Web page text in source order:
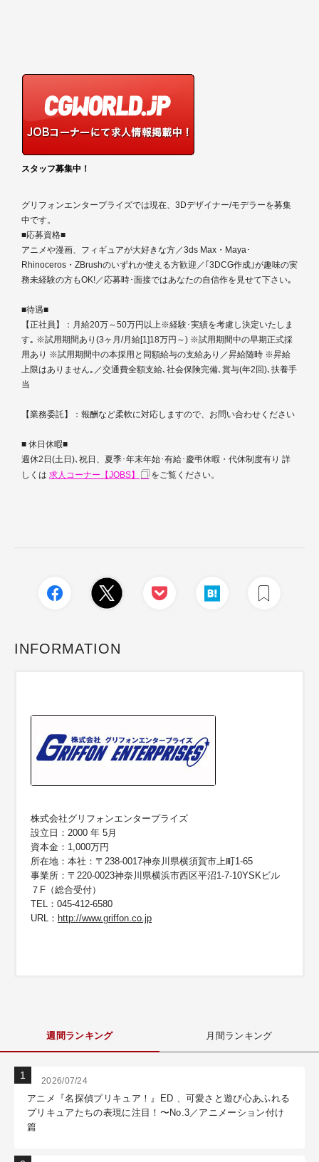
スタッフ募集中！
グリフォンエンタープライズでは現在、3Dデザイナー/モデラーを募集
中です。
■応募資格■
アニメや漫画、フィギュアが大好きな方／3ds Max・Maya･
Rhinoceros・ZBrushのいずれか使える方歓迎／｢3DCG作成｣が趣味の実
務未経験の方もOK!／応募時･面接ではあなたの自信作を見せて下さい｡
■待遇■
【正社員】：月給20万～50万円以上※経験･実績を考慮し決定いたしま
す｡ ※試用期間あり(3ヶ月/月給[1]18万円～) ※試用期間中の早期正式採
用あり ※試用期間中の本採用と同額給与の支給あり／昇給随時 ※昇給
上限はありません｡／交通費全額支給､社会保険完備､賞与(年2回)､扶養手
当
【業務委託】：報酬など柔軟に対応しますので、お問い合わせください
■ 休日休暇■
週休2日(土日)､祝日、夏季･年末年始･有給･慶弔休暇・代休制度有り 詳
しくは 求人コーナー【JOBS】 をご覧ください。
INFORMATION
株式会社グリフォンエンタープライズ
設立日：2000 年 5月
資本金：1,000万円
所在地：本社：〒238-0017神奈川県横須賀市上町1-65
事業所：〒220-0023神奈川県横浜市西区平沼1-7-10YSKビル
７F（総合受付）
TEL：045-412-6580
URL： http://www.griffon.co.jp
週間ランキング 月間ランキング
2026/07/24
アニメ『名探偵プリキュア！』ED 、可愛さと遊び心あふれる
プリキュアたちの表現に注目！〜No.3／アニメーション付け
篇